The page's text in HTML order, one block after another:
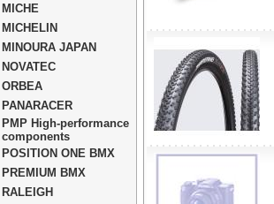
MICHE
MICHELIN
MINOURA JAPAN
NOVATEC
ORBEA
PANARACER
PMP High-performance
components
POSITION ONE BMX
PREMIUM BMX
RALEIGH